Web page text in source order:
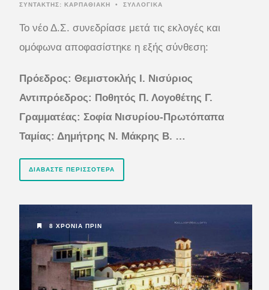
ΣΥΝΤΆΚΤΗΣ: ΚΑΡΠΑΘΙΑΚΗ • ΣΥΛΛΟΓΙΚΑ
Το νέο Δ.Σ. συνεδρίασε μετά τις εκλογές και
ομόφωνα αποφασίστηκε η εξής σύνθεση:
Πρόεδρος: Θεμιστοκλής I. Νισύριος
Αντιπρόεδρος: Ποθητός Π. Λογοθέτης Γ.
Γραμματέας: Σοφία Νισυρίου-Πρωτόπαπα
Ταμίας: Δημήτρης Ν. Μάκρης Β. …
ΔΙΑΒΆΣΤΕ ΠΕΡΙΣΣΌΤΕΡΑ
8 ΧΡΌΝΙΑ ΠΡΙΝ